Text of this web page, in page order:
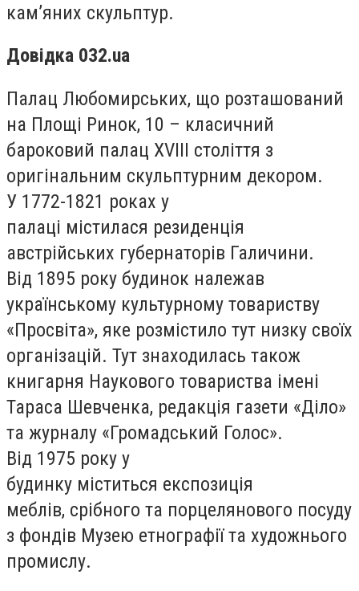
кам’яних скульптур.
Довідка 032.ua
Палац Любомирських, що розташований
на Площі Ринок, 10 – класичний
бароковий палац XVIII століття з
оригінальним скульптурним декором.
У 1772-1821 роках у
палаці містилася резиденція
австрійських губернаторів Галичини.
Від 1895 року будинок належав
українському культурному товариству
«Просвіта», яке розмістило тут низку своїх
організацій. Тут знаходилась також
книгарня Наукового товариства імені
Тараса Шевченка, редакція газети «Діло»
та журналу «Громадський Голос».
Від 1975 року у
будинку міститься експозиція
меблів, срібного та порцелянового посуду
з фондів Музею етнографії та художнього
промислу.